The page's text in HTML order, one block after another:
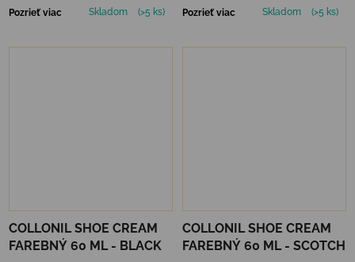
Pozrieť viac Skladom (>5 ks) Pozrieť viac Skladom (>5 ks)
COLLONIL SHOE CREAM
FAREBNÝ 60 ML - BLACK
COLLONIL SHOE CREAM
FAREBNÝ 60 ML - SCOTCH